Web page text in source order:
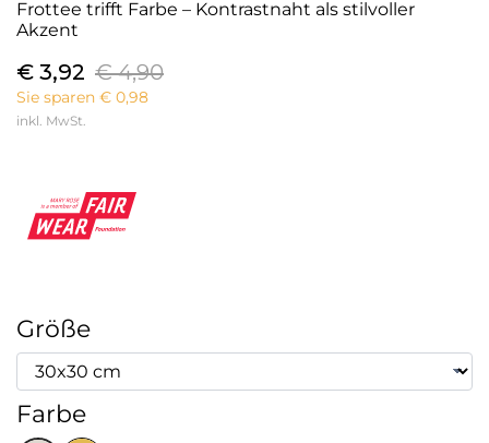
Frottee trifft Farbe – Kontrastnaht als stilvoller
Akzent
€ 3,92 € 4,90
Sie sparen € 0,98
inkl. MwSt.
Größe
Farbe